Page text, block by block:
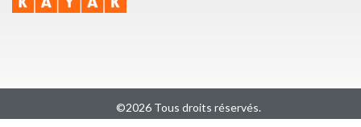
©2026 Tous droits réservés.